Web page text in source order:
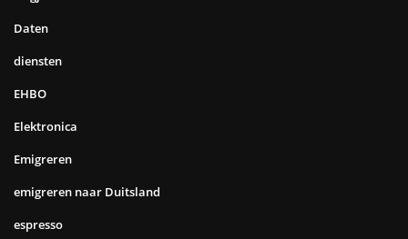
Daten
diensten
EHBO
Elektronica
Emigreren
emigreren naar Duitsland
espresso